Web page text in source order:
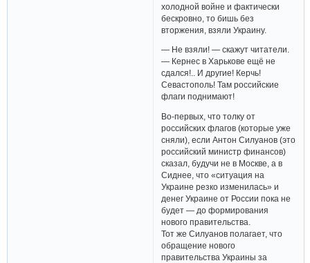
холодной войне и фактически
бескровно, то бишь без
вторжения, взяли Украину.
— Не взяли! — скажут читатели.
— Кернес в Харькове ещё не
сдался!.. И другие! Керчь!
Севастополь! Там российские
флаги поднимают!
Во-первых, что толку от
российских флагов (которые уже
сняли), если Антон Силуанов (это
российский министр финансов)
сказал, будучи не в Москве, а в
Сиднее, что «ситуация на
Украине резко изменилась» и
денег Украине от России пока не
будет — до формирования
нового правительства.
Тот же Силуанов полагает, что
обращение нового
правительства Украины за